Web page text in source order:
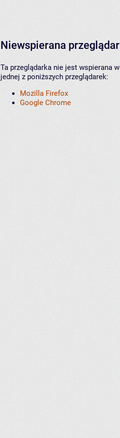
Niewspierana
Ta przeglądarka nie jest wspierana
jednej z poniższych przeglądarek:
Mozilla Firefox
Google Chrome